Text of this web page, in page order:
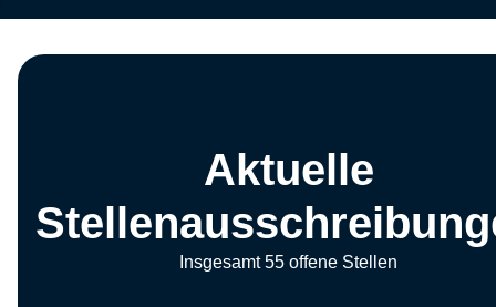
Aktuelle
Insgesamt 55 offene Stellen